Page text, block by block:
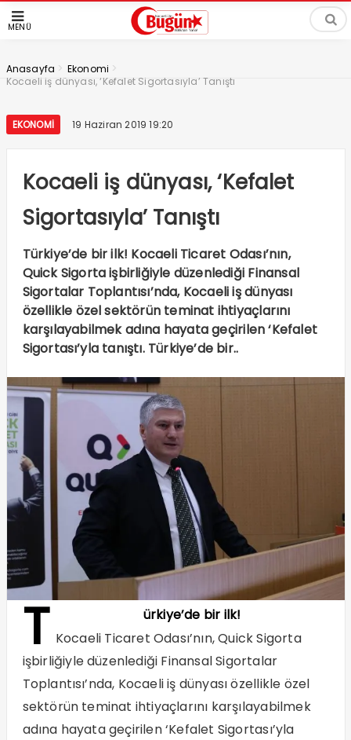
MENÜ
Anasayfa > Ekonomi >
Kocaeli iş dünyası, ‘Kefalet Sigortasıyla’ Tanıştı
EKONOMI 19 Haziran 2019 19:20
Kocaeli iş dünyası, ‘Kefalet
Sigortasıyla’ Tanıştı
Türkiye’de bir ilk! Kocaeli Ticaret Odası’nın,
Quick Sigorta işbirliğiyle düzenlediği Finansal
Sigortalar Toplantısı’nda, Kocaeli iş dünyası
özellikle özel sektörün teminat ihtiyaçlarını
karşılayabilmek adına hayata geçirilen ‘Kefalet
Sigortası’yla tanıştı. Türkiye’de bir..
T
ürkiye’de bir ilk!
Kocaeli Ticaret Odası’nın, Quick Sigorta
işbirliğiyle düzenlediği Finansal Sigortalar
Toplantısı’nda, Kocaeli iş dünyası özellikle özel
sektörün teminat ihtiyaçlarını karşılayabilmek
adına hayata geçirilen ‘Kefalet Sigortası’yla